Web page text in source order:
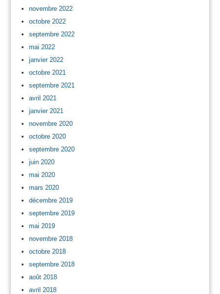
novembre 2022
octobre 2022
septembre 2022
mai 2022
janvier 2022
octobre 2021
septembre 2021
avril 2021
janvier 2021
novembre 2020
octobre 2020
septembre 2020
juin 2020
mai 2020
mars 2020
décembre 2019
septembre 2019
mai 2019
novembre 2018
octobre 2018
septembre 2018
août 2018
avril 2018